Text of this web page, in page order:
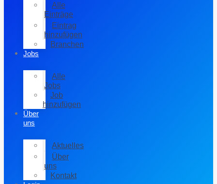
Alle
Einträge
Eintrag
hinzufügen
Branchen
Jobs
Alle
Jobs
Job
hinzufügen
Über
uns
Aktuelles
Über
uns
Kontakt